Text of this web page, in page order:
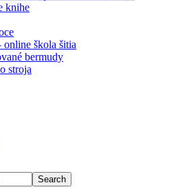
knihe
škola šitia
bermudy
stroja